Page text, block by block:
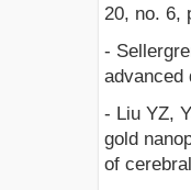
20, no. 6,
-
advanced
- Liu YZ,
gold
of